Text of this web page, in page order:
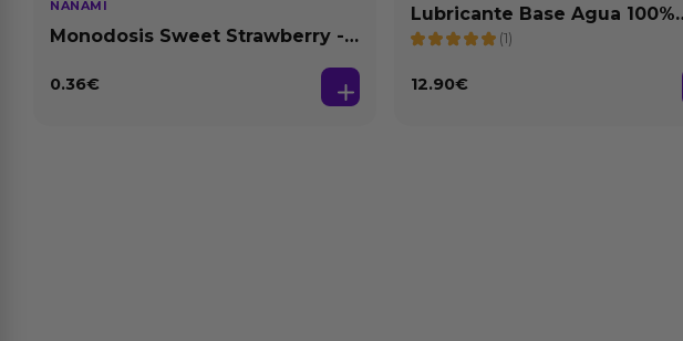
NANAMI
Monodosis Sweet Strawberry -
0.36€
Lubricante Base Agua 100%
Natural 125 ml
(1)
12.90€